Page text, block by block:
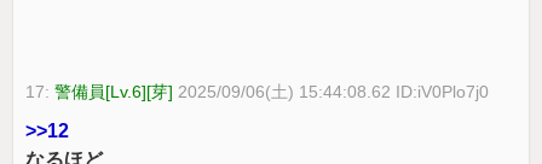
17:警備員[Lv.6][芽] 2025/09/06(土) 15:44:08.62 ID:iV0Plo7j0
>>12
なるほど